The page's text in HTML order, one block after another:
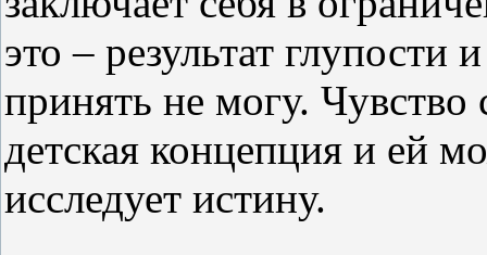
это – результат
принять не могу. Чувство
детская концепция и ей
исследует истину.